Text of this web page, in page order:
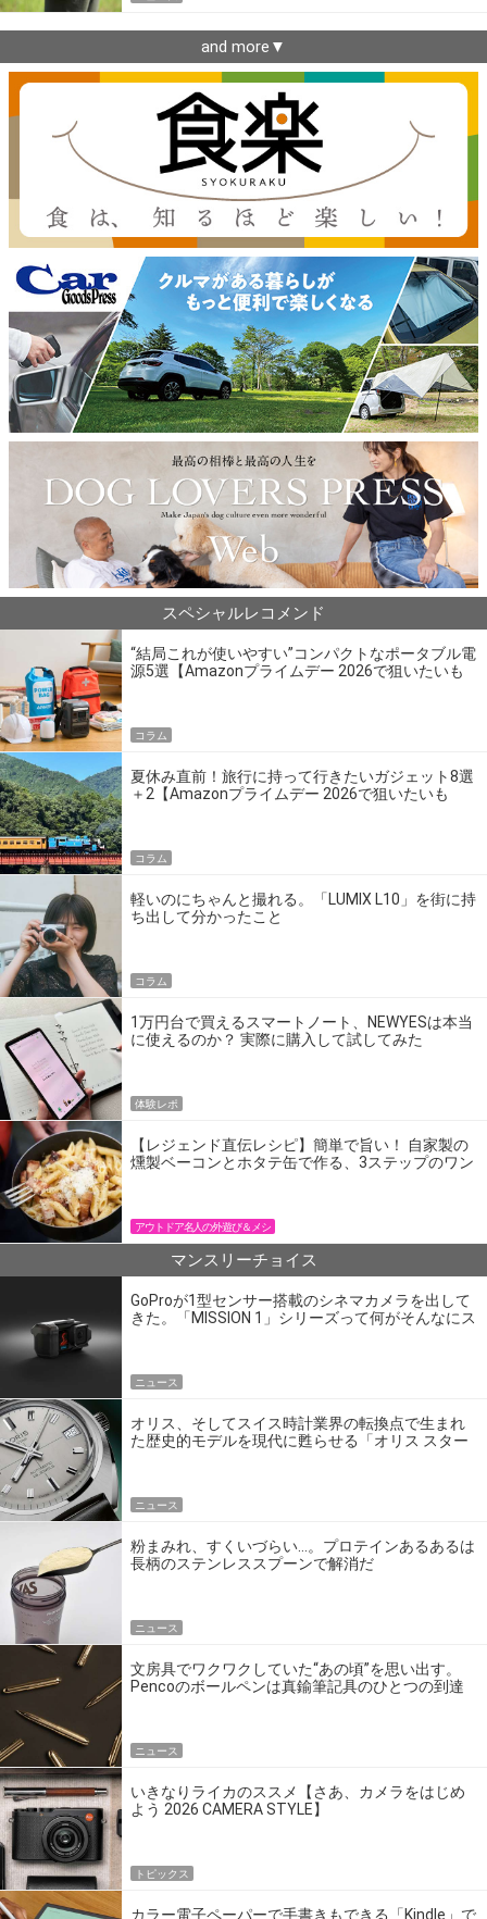
and more▼
スペシャルレコメンド
“結局これが使いやすい”コンパクトなポータブル電
源5選【Amazonプライムデー 2026で狙いたいも
コラム
夏休み直前！旅行に持って行きたいガジェット8選
＋2【Amazonプライムデー 2026で狙いたいも
コラム
軽いのにちゃんと撮れる。「LUMIX L10」を街に持
ち出して分かったこと
コラム
1万円台で買えるスマートノート、NEWYESは本当
に使えるのか？ 実際に購入して試してみた
体験レポ
【レジェンド直伝レシピ】簡単で旨い！ 自家製の
燻製ベーコンとホタテ缶で作る、3ステップのワン
アウトドア名人の外遊び＆メシ
マンスリーチョイス
GoProが1型センサー搭載のシネマカメラを出して
きた。「MISSION 1」シリーズって何がそんなにス
ニュース
オリス、そしてスイス時計業界の転換点で生まれ
た歴史的モデルを現代に甦らせる「オリス スター
ニュース
粉まみれ、すくいづらい…。プロテインあるあるは
長柄のステンレススプーンで解消だ
ニュース
文房具でワクワクしていた“あの頃”を思い出す。
Pencoのボールペンは真鍮筆記具のひとつの到達
ニュース
いきなりライカのススメ【さあ、カメラをはじめ
よう 2026 CAMERA STYLE】
トピックス
カラー電子ペーパーで手書きもできる「Kindle」で